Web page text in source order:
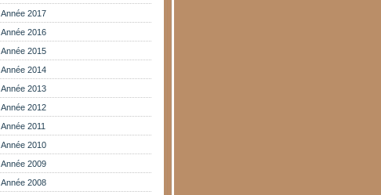
Année 2017
Année 2016
Année 2015
Année 2014
Année 2013
Année 2012
Année 2011
Année 2010
Année 2009
Année 2008